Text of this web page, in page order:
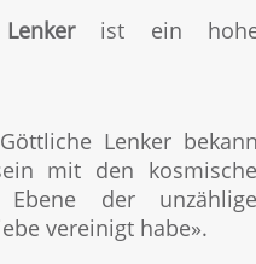
ist ein
Lenker
mit den
der
vereinigt habe».